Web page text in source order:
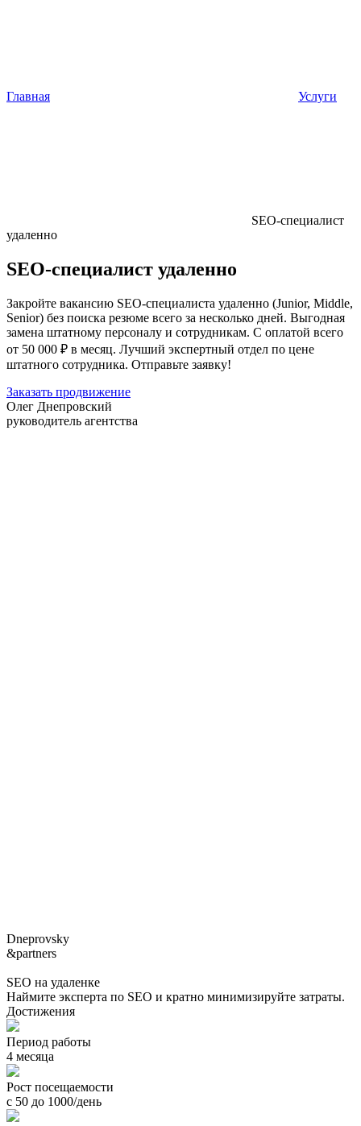
Главная Услуги
SEO-специалист
удаленно
SEO-специалист удаленно
Закройте вакансию SEO-специалиста удаленно (Junior, Middle,
Senior) без поиска резюме всего за несколько дней. Выгодная
замена штатному персоналу и сотрудникам. С оплатой всего
от 50 000 ₽ в месяц. Лучший экспертный отдел по цене
штатного сотрудника. Отправьте заявку!
Заказать продвижение
Олег Днепровский
руководитель агентства
Dneprovsky
&partners
SEO на удаленке
Наймите эксперта по SEO и кратно минимизируйте затраты.
Достижения
Период работы
4 месяца
Рост посещаемости
с 50 до 1000/день